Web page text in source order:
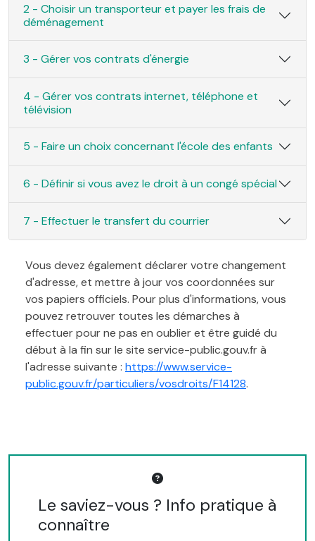
2 - Choisir un transporteur et payer les frais de
déménagement
3 - Gérer vos contrats d'énergie
4 - Gérer vos contrats internet, téléphone et
télévision
5 - Faire un choix concernant l'école des enfants
6 - Définir si vous avez le droit à un congé spécial
7 - Effectuer le transfert du courrier
Vous devez également déclarer votre changement
d'adresse, et mettre à jour vos coordonnées sur
vos papiers officiels. Pour plus d'informations, vous
pouvez retrouver toutes les démarches à
effectuer pour ne pas en oublier et être guidé du
début à la fin sur le site service-public.gouv.fr à
l'adresse suivante : https://www.service-
public.gouv.fr/particuliers/vosdroits/F14128.
Le saviez-vous ? Info pratique à
connaître